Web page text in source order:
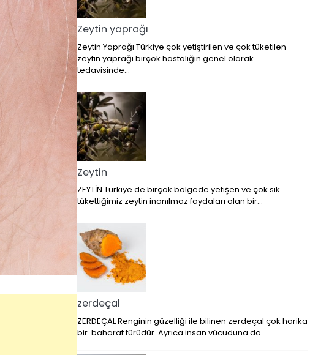
Zeytin yaprağı
Zeytin Yaprağı Türkiye çok yetiştirilen ve çok tüketilen
zeytin yaprağı birçok hastalığın genel olarak
tedavisinde…
Zeytin
ZEYTİN Türkiye de birçok bölgede yetişen ve çok sık
tükettiğimiz zeytin inanılmaz faydaları olan bir…
zerdeçal
ZERDEÇAL Renginin güzelliği ile bilinen zerdeçal çok harika
bir baharat türüdür. Ayrıca insan vücuduna da…